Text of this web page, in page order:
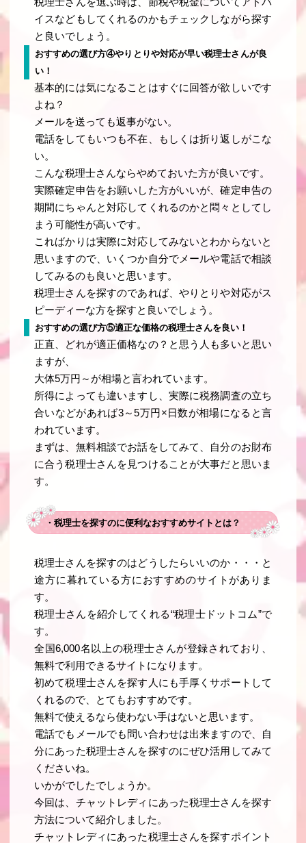
税理士さんを選ぶ時は、節税や税金についてアドバ
イスなどもしてくれるのかもチェックしながら探す
と良いでしょう。
おすすめの選び方④やりとりや対応が早い税理士さんが良
い！
基本的には気になることはすぐに回答が欲しいです
よね？
メールを送っても返事がない。
電話をしてもいつも不在、もしくは折り返しがこな
い。
こんな税理士さんならやめておいた方が良いです。
実際確定申告をお願いした方がいいが、確定申告の
期間にちゃんと対応してくれるのかと悶々としてし
まう可能性が高いです。
こればかりは実際に対応してみないとわからないと
思いますので、いくつか自分でメールや電話で相談
してみるのも良いと思います。
税理士さんを探すのであれば、やりとりや対応がス
ピーディーな方を探すと良いでしょう。
おすすめの選び方⑤適正な価格の税理士さんを良い！
正直、どれが適正価格なの？と思う人も多いと思い
ますが、
大体5万円～が相場と言われています。
所得によっても違いますし、実際に税務調査の立ち
合いなどがあれば3～5万円×日数が相場になると言
われています。
まずは、無料相談でお話をしてみて、自分のお財布
に合う税理士さんを見つけることが大事だと思いま
す。
・税理士を探すのに便利なおすすめサイトとは？
税理士さんを探すのはどうしたらいいのか・・・と
途方に暮れている方におすすめのサイトがありま
す。
税理士さんを紹介してくれる“税理士ドットコム”で
す。
全国6,000名以上の税理士さんが登録されており、
無料で利用できるサイトになります。
初めて税理士さんを探す人にも手厚くサポートして
くれるので、とてもおすすめです。
無料で使えるなら使わない手はないと思います。
電話でもメールでも問い合わせは出来ますので、自
分にあった税理士さんを探すのにぜひ活用してみて
くださいね。
いかがでしたでしょうか。
今回は、チャットレディにあった税理士さんを探す
方法について紹介しました。
チャットレディにあった税理士さんを探すポイント